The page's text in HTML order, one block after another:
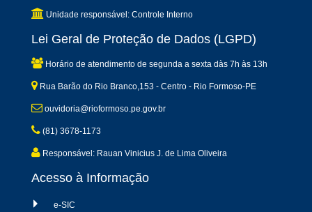
Unidade responsável: Controle Interno
Lei Geral de Proteção de Dados (LGPD)
Horário de atendimento de segunda a sexta dàs 7h às 13h
Rua Barão do Rio Branco,153 - Centro - Rio Formoso-PE
ouvidoria@rioformoso.pe.gov.br
(81) 3678-1173
Responsável: Rauan Vinicius J. de Lima Oliveira
Acesso à Informação
e-SIC